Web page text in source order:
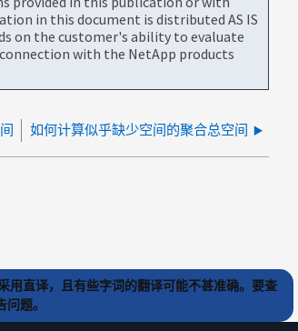
in this document is distributed AS IS
on the customer's ability to evaluate
with the NetApp products
如何计算似乎缺少空间的聚合总空间
用直译，且有些字词的翻译可能不甚准确。要查
题。